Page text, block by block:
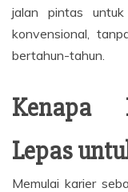
jalan pintas
konvensional,
bertahun-tahun.
Kenapa
Lepas
Memulai karier